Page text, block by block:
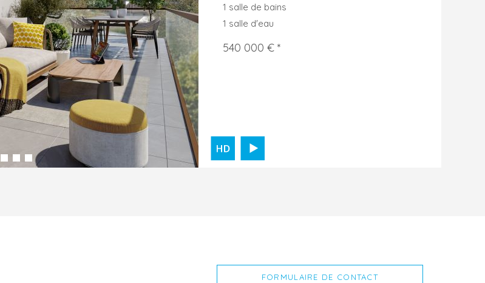
1 salle de bains
1 salle d'eau
540 000 € *
FORMULAIRE DE CONTACT